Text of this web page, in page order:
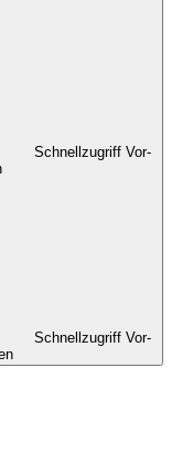
Schnellzugriff Vor-
Schnellzugriff Vor-